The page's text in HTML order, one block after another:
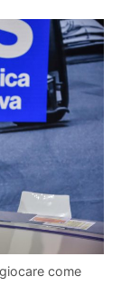
come